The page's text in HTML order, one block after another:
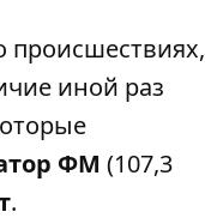
происшествиях,
иной раз
ФМ (107,3
.